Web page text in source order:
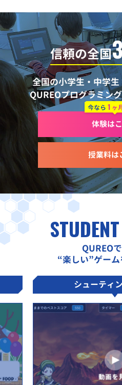
信頼の全国
全国の小学生・中学
QUREOプログラミン
授業料は
今なら 1 ヶ
体験は
QUREO
“楽しい”ゲー
シューティ